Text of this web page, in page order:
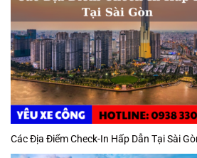
Các Địa Điểm Check-In Hấp Dẫn Tại Sài